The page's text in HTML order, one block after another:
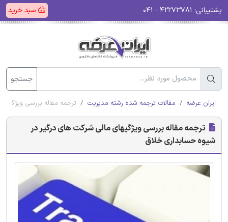
پشتیبانی: سبد خرید
جستجو
ایران عرضه مقالات ترجمه شده رشته مدیریت ترجمه مقاله بررسی
ترجمه مقاله بررسی ویژگیهای مالی شرکت های درگیر در
شیوه حسابداری خلاق